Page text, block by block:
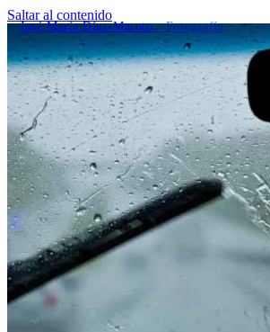
Saltar al contenido
José María Díaz-Maroto· Fotografía